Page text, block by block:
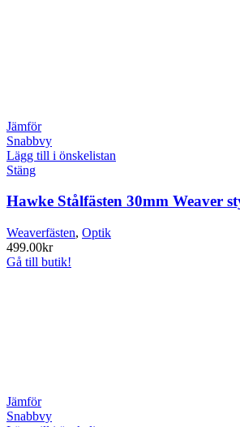
Jämför
Snabbvy
Lägg till i önskelistan
Stäng
Hawke Stålfästen 30mm Weaver
Weaverfästen, Optik
499.00kr
Gå till butik!
Jämför
Snabbvy